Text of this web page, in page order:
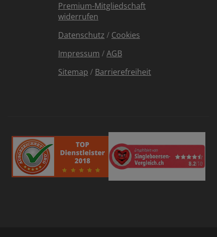
Premium-Mitgliedschaft
widerrufen
Datenschutz / Cookies
Impressum /AGB
Sitemap / Barrierefreiheit